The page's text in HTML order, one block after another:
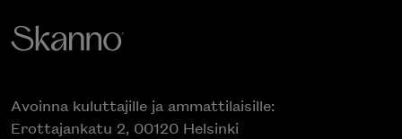
Avoinna kuluttajille ja ammattilaisille:
Erottajankatu 2, 00120 Helsinki